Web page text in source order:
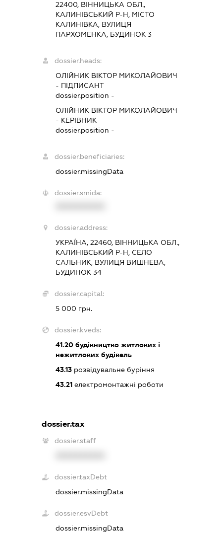
22400, ВІННИЦЬКА ОБЛ.,
КАЛИНІВСЬКИЙ Р-Н, МІСТО
КАЛИНІВКА, ВУЛИЦЯ
ПАРХОМЕНКА, БУДИНОК 3
dossier.heads:
ОЛІЙНИК ВІКТОР МИКОЛАЙОВИЧ
- ПІДПИСАНТ
dossier.position -
ОЛІЙНИК ВІКТОР МИКОЛАЙОВИЧ
- КЕРІВНИК
dossier.position -
dossier.beneficiaries:
dossier.missingData
dossier.smida:
dossier.address:
УКРАЇНА, 22460, ВІННИЦЬКА ОБЛ.,
КАЛИНІВСЬКИЙ Р-Н, СЕЛО
САЛЬНИК, ВУЛИЦЯ ВИШНЕВА,
БУДИНОК 34
dossier.capital:
5 000 грн.
dossier.kveds:
41.20 будівництво житлових і
нежитлових будівель
43.13 розвідувальне буріння
43.21 електромонтажні роботи
dossier.tax
dossier.staff
dossier.taxDebt
dossier.missingData
dossier.esvDebt
dossier.missingData